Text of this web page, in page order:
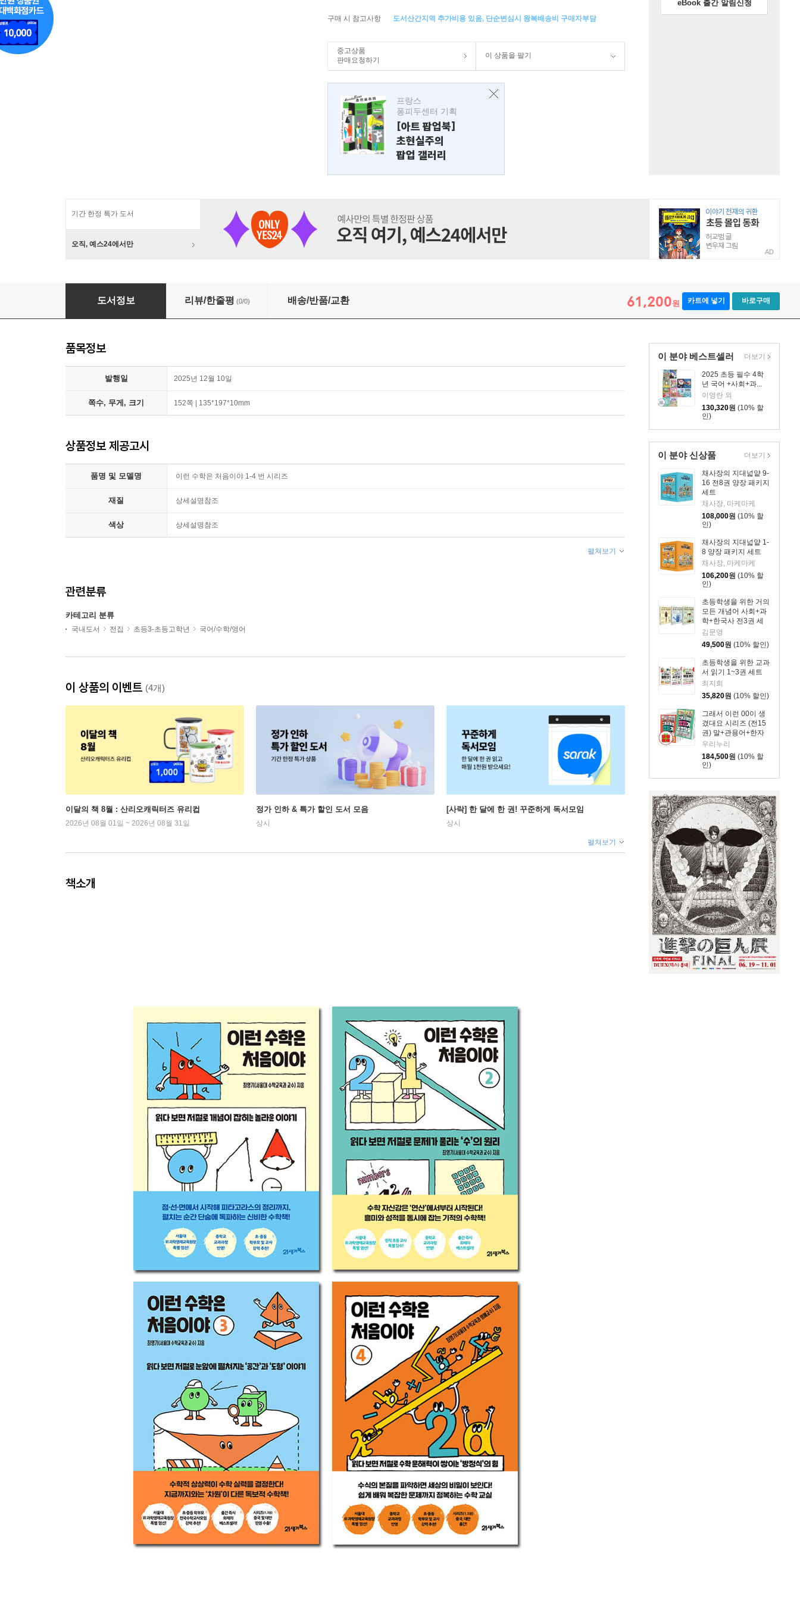
구매 시 참고사항 도서산간지역 추가비용 있음, 단순변심시 왕복배송비 구매자부담
중고상품
판매요청하기
이 상품을 팔기
프랑스
퐁피두센터 기획
[아트 팝업북]
초현실주의
팝업 갤러리
eBook 출간 알림신청
기간 한정 특가 도서
오직, 예스24에서만
AD
이런 수학은 처음이야 1-4 번 시리즈
도서정보 리뷰/한줄평 (0/0) 배송/반품/교환 61,200원 카트에 넣기 바로구매
이 분야 베스트셀러
2025 초등 필수 4학
년 국어 +사회+과...
이영란 외
130,320원 (10% 할
인)
더보기
이 분야 신상품
채사장의 지대넓얕 9-
16 전8권 양장 패키지
세트
채사장, 마케마케
108,000원 (10% 할
인)
채사장의 지대넓얕 1-
8 양장 패키지 세트
채사장, 마케마케
106,200원 (10% 할
인)
초등학생을 위한 거의
모든 개념어 사회+과
학+한국사 전3권 세
트
김문영
49,500원 (10% 할인)
초등학생을 위한 교과
서 읽기 1~3권 세트
최지희
35,820원 (10% 할인)
그래서 이런 00이 생
겼대요 시리즈 (전15
권) 말+관용어+한자
어+속담+고사성어
+맞춤법+사자성어
+법+직업+나라+지명
+속담 따라쓰기+고사
성어 따라쓰기+경제
우리누리
184,500원 (10% 할
인)
더보기
품목정보
발행일 2025년 12월 10일
쪽수, 무게, 크기 152쪽 | 135*197*10mm
상품정보 제공고시
품명 및 모델명 이런 수학은 처음이야 1-4 번 시리즈
재질 상세설명참조
색상 상세설명참조
펼쳐보기
관련분류
카테고리 분류
국내도서 전집 초등3-초등고학년 국어/수학/영어
이 상품의 이벤트 (4개)
이달의 책 8월 : 산리오캐릭터즈 유리컵
2026년 08월 01일 ~ 2026년 08월 31일
정가 인하 & 특가 할인 도서 모음
상시
[사락] 한 달에 한 권! 꾸준하게 독서모임
상시
펼쳐보기
책소개